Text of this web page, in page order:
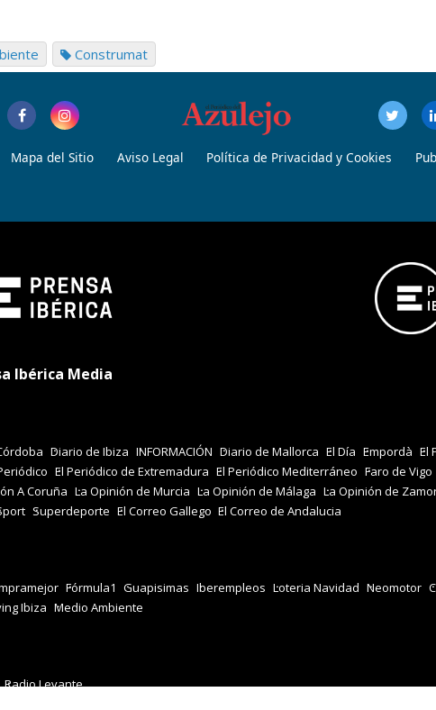
Construmat
Mapa del Sitio Aviso Legal Política de Privacidad y Cookies
Ibérica Media
Diario de Ibiza INFORMACIÓN Diario de Mallorca El Día Empordà El
El Periódico de Extremadura El Periódico Mediterráneo Faro de Vigo
A Coruña La Opinión de Murcia La Opinión de Málaga La Opinión de
Superdeporte El Correo Gallego El Correo de Andalucia
Fórmula1 Guapisimas Iberempleos Loteria Navidad Neomotor
Ibiza Medio Ambiente
Radio Levante